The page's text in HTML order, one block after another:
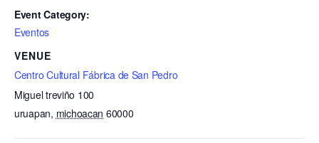
Event Category:
Eventos
VENUE
Centro Cultural Fábrica de San Pedro
Miguel treviño 100
uruapan, michoacan 60000